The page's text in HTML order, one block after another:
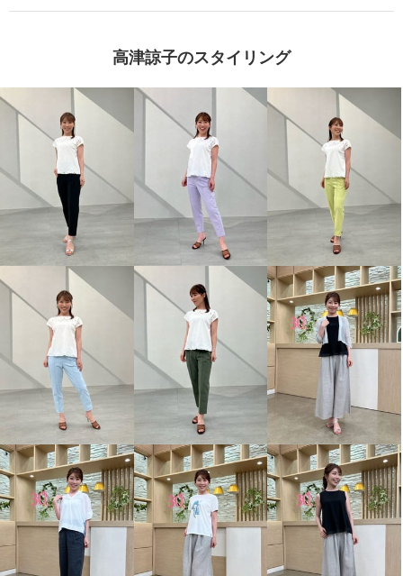
高津諒子のスタイリング